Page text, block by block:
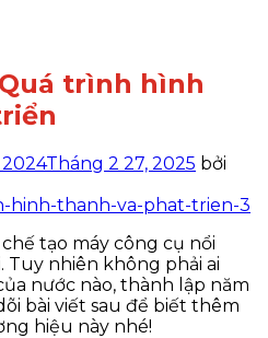
trình hình
2024Tháng 2 27, 2025 bởi
chế tạo máy công cụ nổi
nhiên không phải ai
nước nào, thành lập năm
bài viết sau để biết thêm
hiệu này nhé!